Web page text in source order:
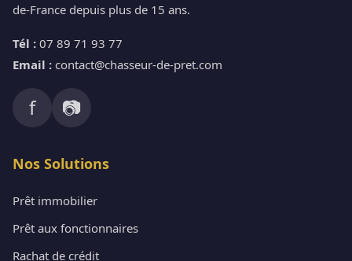
de-France depuis plus de 15 ans.
Tél : 07 89 71 93 77
Email : contact@chasseur-de-pret.com
f 📷
Nos Solutions
Prêt immobilier
Prêt aux fonctionnaires
Rachat de crédit